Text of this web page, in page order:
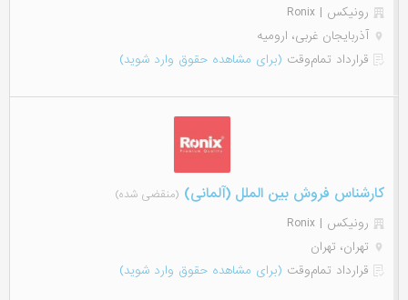
رونیکس | Ronix
آذربایجان غربی، ارومیه
قرارداد تمام‌وقت (برای مشاهده حقوق وارد شوید)
کارشناس فروش بین الملل (آلمانی) (منقضی شده)
رونیکس | Ronix
تهران، تهران
قرارداد تمام‌وقت (برای مشاهده حقوق وارد شوید)